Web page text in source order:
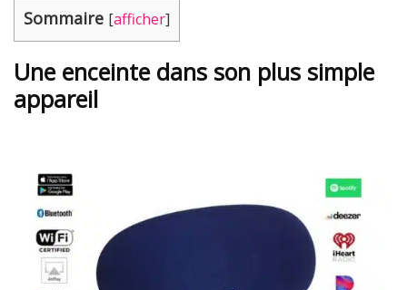
Sommaire [afficher]
Une enceinte dans son plus simple
appareil